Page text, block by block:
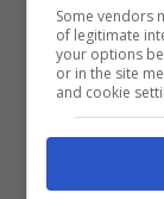
Bologna,
9 settembre
Fino al 9
Some vendors
of legitimate
your options
or in the site
and cookie